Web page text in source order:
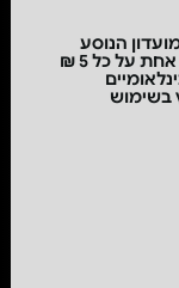
הנוסע
המתמיד נהנים מצבירה של נקודת טיסה אחת על כל 5 ₪
בארץ בשימוש